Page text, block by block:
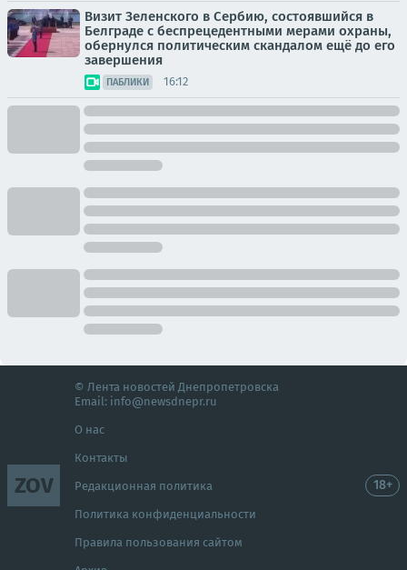
Визит Зеленского в Сербию, состоявшийся в
Белграде с беспрецедентными мерами охраны,
обернулся политическим скандалом ещё до его
завершения
ПАБЛИКИ 16:12
ZOV
© Лента новостей Днепропетровска
Email: info@newsdnepr.ru
О нас
Контакты
Редакционная политика
Политика конфиденциальности
Правила пользования сайтом
18+